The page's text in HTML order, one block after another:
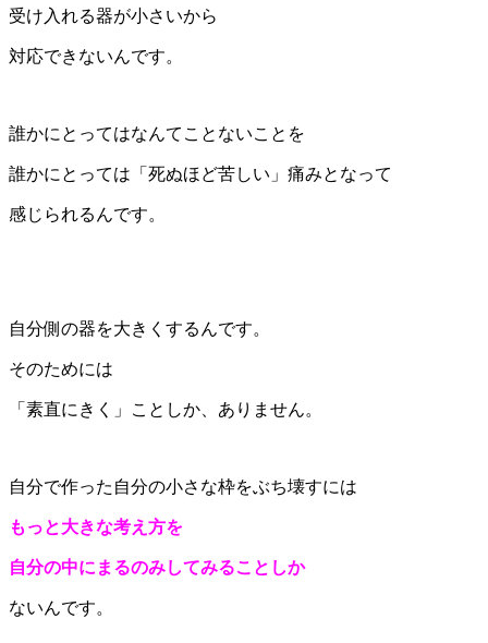
受け入れる器が小さいから
対応できないんです。
誰かにとってはなんてことないことを
誰かにとっては「死ぬほど苦しい」痛みとなって
感じられるんです。
自分側の器を大きくするんです。
そのためには
「素直にきく」ことしか、ありません。
自分で作った自分の小さな枠をぶち壊すには
もっと大きな考え方を
自分の中にまるのみしてみることしか
ないんです。